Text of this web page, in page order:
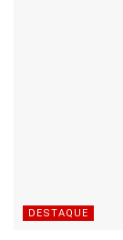
DESTAQUE